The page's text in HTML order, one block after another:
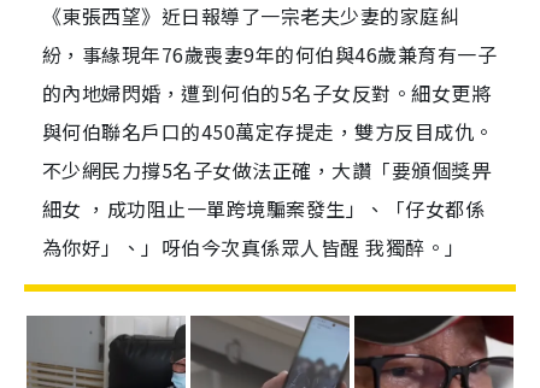
《東張西望》近日報導了一宗老夫少妻的家庭糾
紛，事緣現年76歲喪妻9年的何伯與46歲兼育有一子
的內地婦閃婚，遭到何伯的5名子女反對。細女更將
與何伯聯名戶口的450萬定存提走，雙方反目成仇。
不少網民力撐5名子女做法正確，大讚「要頒個獎畀
細女 ，成功阻止一單跨境騙案發生」、「仔女都係
為你好」、」呀伯今次真係眾人皆醒 我獨醉。」